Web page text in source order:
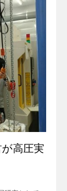
高圧実